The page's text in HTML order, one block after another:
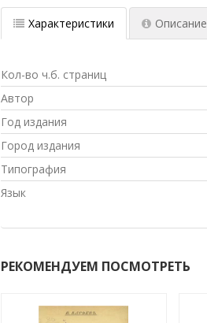
Характеристики Описание
Кол-во ч.б. страниц
Автор
Год издания
Город издания
Типография
Язык
РЕКОМЕНДУЕМ ПОСМОТРЕТЬ